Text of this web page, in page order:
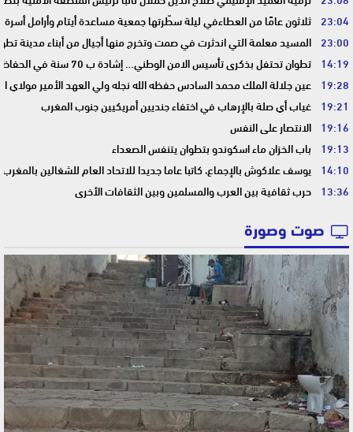
23:04 ثلاثون عامًا من العطاءفي ليلة سطّرتها جمعية مساعدة أيتام وأرامل
23:00 المسيد معلمة التي اندثرت في صمت وتخرج منها أجيال من أبناء مدينة
14:19 تطوان تحتفل بذكرى تأسيس الامن الوطني… إشادة ب 70 سنة في الحفاظ على استقرار الوطن وضمان أمن المواطنين
19:28 عين جلالة الملك محمد السادس حفظه الله نجله ولي العهد الأمير
19:21 غياب أي صلة بالإرهاب في اختفاء جنديين أمريكيين جنوب المغرب
19:16 الانتصار على النفس
19:13 باب الخزان ماء اسكوندو بتطوان يتنفس الصعداء
14:10 يوسف علاكوش بالإجماع، كاتبا عاما جديدا للاتحاد العام للشغالين بالمغرب
13:36 حرب ثقافية بين العرب والمسلمين وبين الثقافات الأخرى
صوت وصورة